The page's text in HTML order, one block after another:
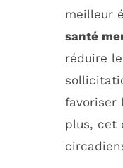
meilleur
santé
réduire le
favoriser
plus, cet